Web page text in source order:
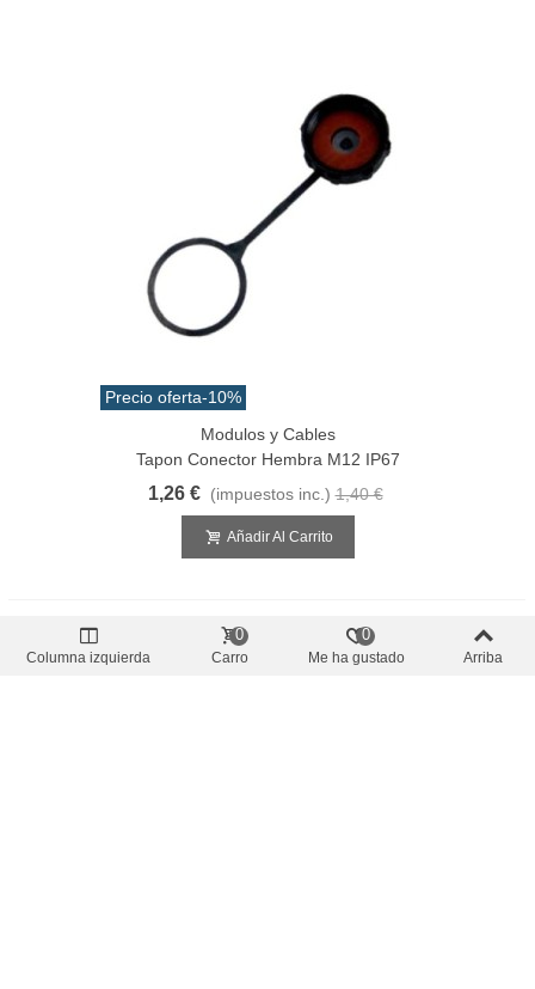
Precio oferta-10%
Modulos y Cables
Tapon Conector Hembra M12 IP67
1,26 € (impuestos inc.) 1,40 €
Añadir Al Carrito
SALE
Columna izquierda Carro
0
Me ha gustado
0
Arriba